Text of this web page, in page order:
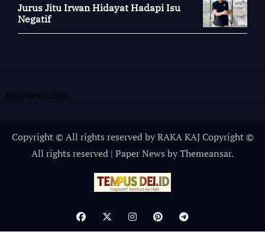
Jurus Jitu Irwan Hidayat Hadapi Isu
Negatif
SuarNews.com
Copyright © All rights reserved by RAKA KAJ Copyright ©
All rights reserved | Paper News byThemeansar.